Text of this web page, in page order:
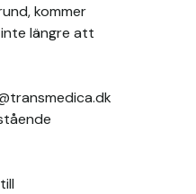
kommer
längre att